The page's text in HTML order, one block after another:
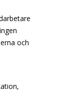
och